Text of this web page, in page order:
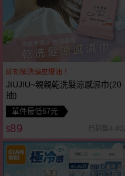
即刻解決頭皮爆油！
JIUJIU~親親乾洗髮涼感濕巾(20
抽)
單件最低67元
$89 已銷售4,402